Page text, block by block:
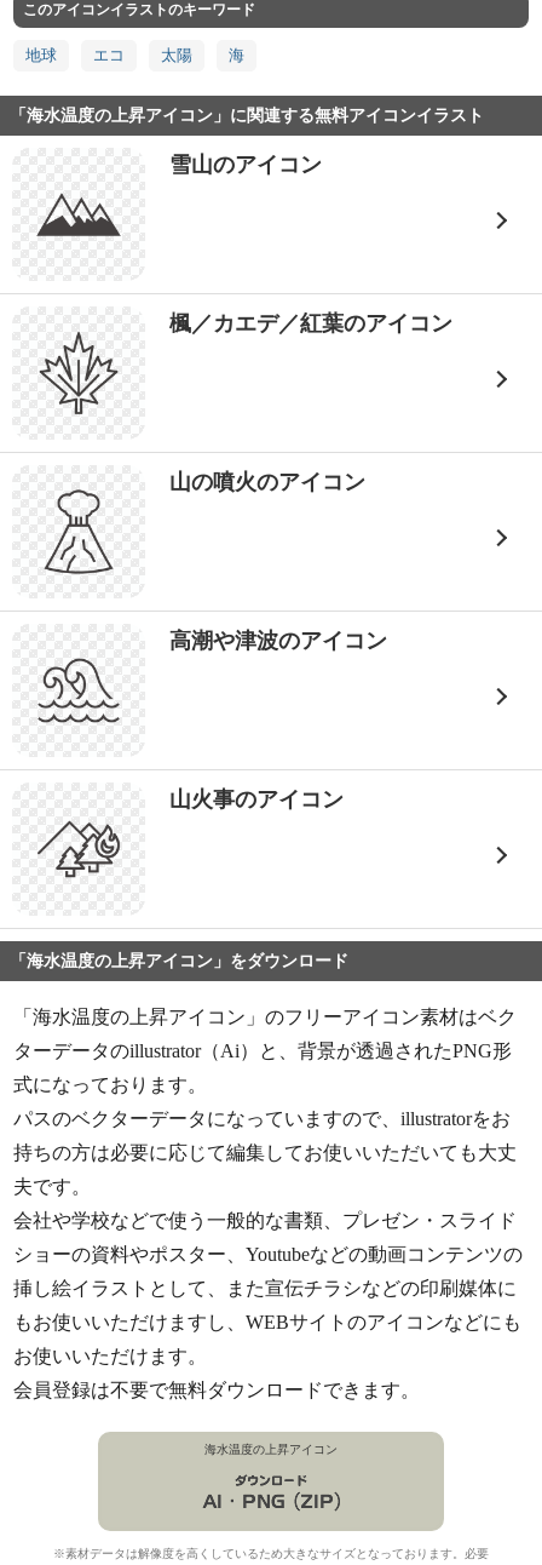
このアイコンイラストのキーワード
地球 エコ 太陽 海
「海水温度の上昇アイコン」に関連する無料アイコンイラスト
雪山のアイコン
楓／カエデ／紅葉のアイコン
山の噴火のアイコン
高潮や津波のアイコン
山火事のアイコン
「海水温度の上昇アイコン」をダウンロード
「海水温度の上昇アイコン」のフリーアイコン素材はベク
ターデータのillustrator（Ai）と、背景が透過されたPNG形
式になっております。
パスのベクターデータになっていますので、illustratorをお
持ちの方は必要に応じて編集してお使いいただいても大丈
夫です。
会社や学校などで使う一般的な書類、プレゼン・スライド
ショーの資料やポスター、Youtubeなどの動画コンテンツの
挿し絵イラストとして、また宣伝チラシなどの印刷媒体に
もお使いいただけますし、WEBサイトのアイコンなどにも
お使いいただけます。
会員登録は不要で無料ダウンロードできます。
海水温度の上昇アイコン
※素材データは解像度を高くしているため大きなサイズとなっております。必要